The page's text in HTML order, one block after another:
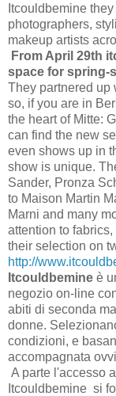
Itcouldbemine
photographers,
makeup artists
From April 29th
space for spring-
They partnered up
so, if you are in
the heart of Mitte:
can find the new
even shows up in
show is unique.
Sander, Pronza
to Maison Martin
Marni and many
attention to
their selection on
http://
Itcouldbemine è
negozio on-line
abiti di seconda
donne.
condizioni, e
accompagnata
A parte l'accesso
Itcouldbemine si